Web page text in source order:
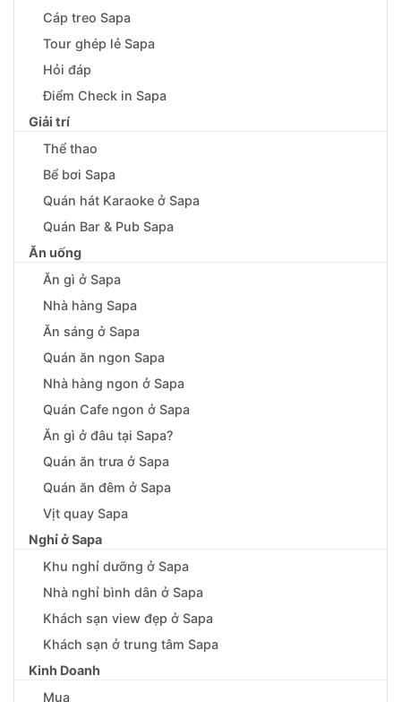
Cáp treo Sapa
Tour ghép lẻ Sapa
Hỏi đáp
Điểm Check in Sapa
Giải trí
Thể thao
Bể bơi Sapa
Quán hát Karaoke ở Sapa
Quán Bar & Pub Sapa
Ăn uống
Ăn gì ở Sapa
Nhà hàng Sapa
Ăn sáng ở Sapa
Quán ăn ngon Sapa
Nhà hàng ngon ở Sapa
Quán Cafe ngon ở Sapa
Ăn gì ở đâu tại Sapa?
Quán ăn trưa ở Sapa
Quán ăn đêm ở Sapa
Vịt quay Sapa
Nghỉ ở Sapa
Khu nghỉ dưỡng ở Sapa
Nhà nghỉ bình dân ở Sapa
Khách sạn view đẹp ở Sapa
Khách sạn ở trung tâm Sapa
Kinh Doanh
Mua